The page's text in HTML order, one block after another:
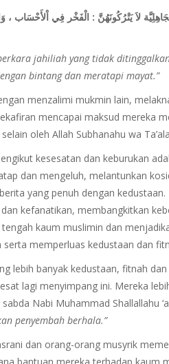
لاَ يَتْرُكُونَهُنَّ : الْفَخْر فِي اْلأَحْسَاب ،
jahiliah yang tidak
bintang dan meratapi mayat.”
menzalimi mukmin lain,
mencapai maksud mereka
oleh Allah Subhanahu wa
kesesatan dan keburukan
dan mengeluh, melantunkan
yang penuh dengan
kefanatikan, membangkitkan
kaum muslimin dan
memperluas kedustaan dan
lebih banyak kedustaan, fitnah
lagi menyimpang ini. Mereka
Nabi Muhammad Shallallahu
penyembah berhala.”
dan orang-orang musyrik